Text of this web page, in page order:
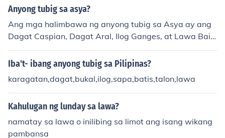
na mahalaga para sa agrikultura at transportasyon. A
Timog Amerika, ay matatagpuan sa hangganan ng Per
u at Bolivia at may malaking kahalagahan sa kultura at
relihiyon ng mga Inca. Ang mga talon, tulad ng mga na
sa rehiyon ng Andes, ay nagbigay ng mga mapagkuku
nan ng tubig at enerhiya.
Anyong tubig sa asya?
Ang mga halimbawa ng anyong tubig sa Asya ay ang
Dagat Caspian, Dagat Aral, Ilog Ganges, at Lawa Baik
al. Ang Asya ay mayaman sa iba't ibang uri ng anyong
tubig dahil sa malaking sukat nito bilang isang kontinen
Iba't- ibang anyong tubig sa Pilipinas?
karagatan,dagat,bukal,ilog,sapa,batis,talon,lawa
Kahulugan ng lunday sa lawa?
namatay sa lawa o inilibing sa limot ang isang wikang
pambansa